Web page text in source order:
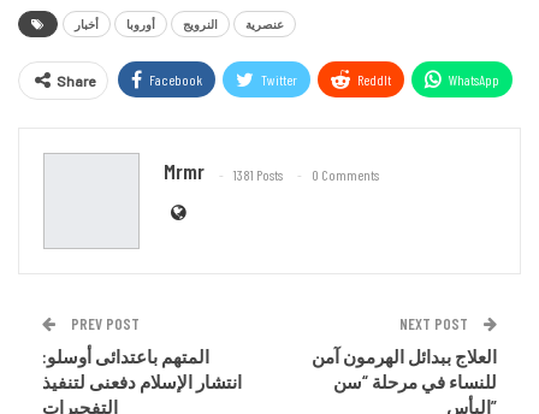
أخبار أوروبا النرويج عنصرية
Share Facebook Twitter ReddIt WhatsApp
Mrmr 1381 Posts 0 Comments
PREV POST
المتهم باعتدائى أوسلو:
انتشار الإسلام دفعنى لتنفيذ
التفجيرات
NEXT POST
العلاج ببدائل الهرمون آمن
للنساء في مرحلة “سن
اليأس”